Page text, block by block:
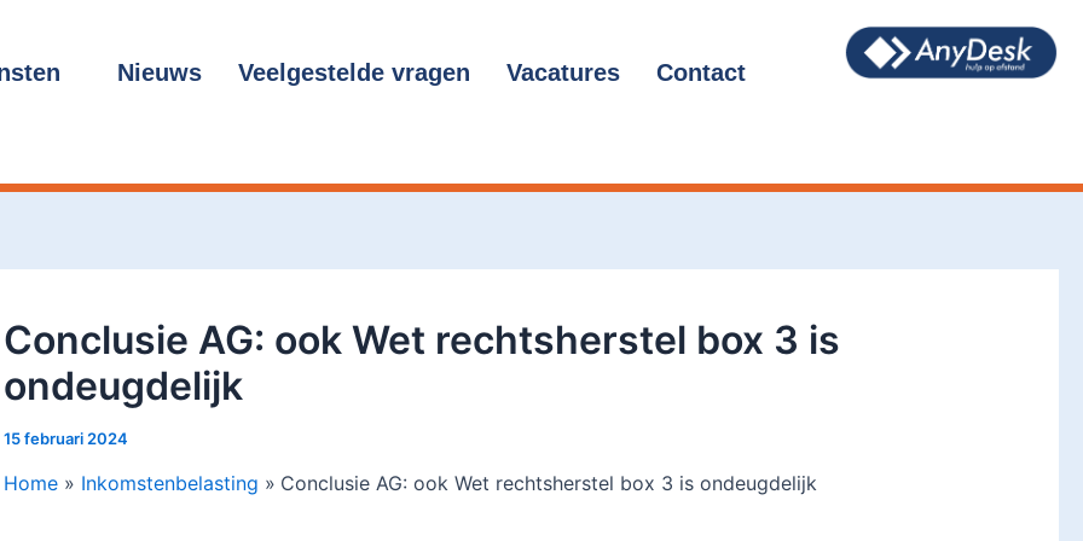
Nieuws Veelgestelde vragen Vacatures Contact
Conclusie AG: ook Wet rechtsherstel box 3 is
ondeugdelijk
15 februari 2024
Home Inkomstenbelasting Conclusie AG: ook Wet rechtsherstel box 3 is ondeugdelijk